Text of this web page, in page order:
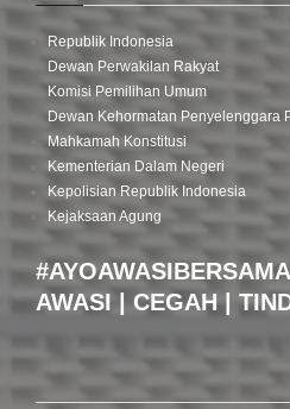
Republik Indonesia
Dewan Perwakilan Rakyat
Komisi Pemilihan Umum
Dewan Kehormatan Penyelenggara
Mahkamah Konstitusi
Kementerian Dalam Negeri
Kepolisian Republik Indonesia
Kejaksaan Agung
#AYOAWASIBERSAMA
AWASI | CEGAH |